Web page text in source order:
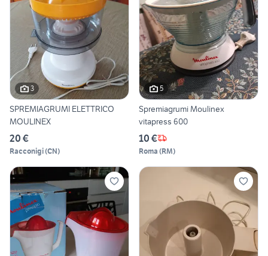
3
SPREMIAGRUMI ELETTRICO
MOULINEX
20 €
Racconigi(CN)
5
Spremiagrumi Moulinex
vitapress 600
10 €
Roma (RM)